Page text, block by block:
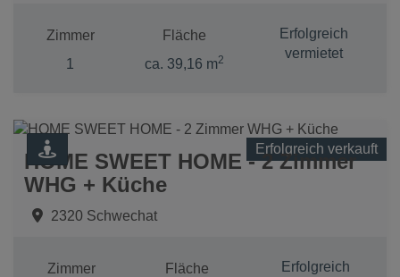
Zimmer
1
Fläche
ca. 39,16 m2
Erfolgreich
vermietet
Erfolgreich verkauft
HOME SWEET HOME - 2 Zimmer
WHG + Küche
2320 Schwechat
Zimmer
Fläche
Erfolgreich